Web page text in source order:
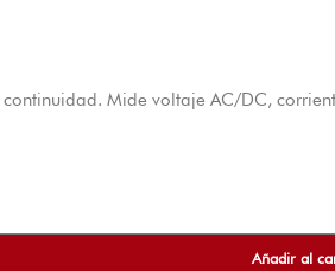
Mide voltaje AC/DC,
Añadir al